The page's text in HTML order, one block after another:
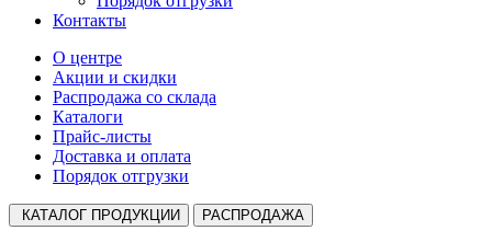
Контакты
О центре
Акции и скидки
Распродажа со склада
Каталоги
Прайс-листы
Доставка и оплата
Порядок отгрузки
КАТАЛОГ ПРОДУКЦИИ РАСПРОДАЖА